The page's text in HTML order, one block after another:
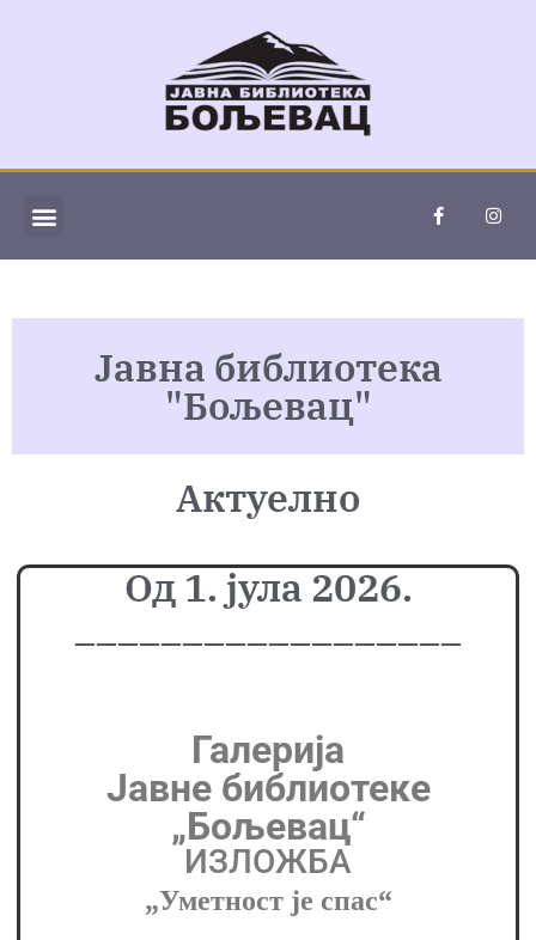
Јавна библиотека
"Бољевац"
Актуелно
Од 1. јула 2026.
__________________
Галерија
Јавне библиотеке
„Бољевац“
ИЗЛОЖБА
„Уметност је спас“